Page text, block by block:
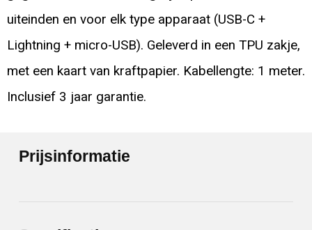
uiteinden en voor elk type apparaat (USB-C +
Lightning + micro-USB). Geleverd in een TPU zakje,
met een kaart van kraftpapier. Kabellengte: 1 meter.
Inclusief 3 jaar garantie.
Prijsinformatie